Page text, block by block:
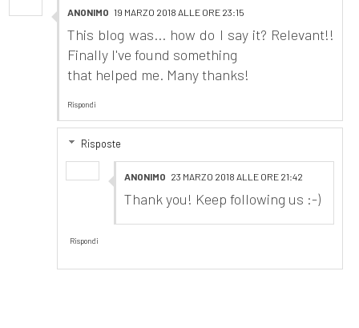
ANONIMO 19 MARZO 2018 ALLE ORE 23:15
This blog was... how do I say it? Relevant!!
Finally I've found something
that helped me. Many thanks!
Rispondi
Risposte
ANONIMO 23 MARZO 2018 ALLE ORE 21:42
Thank you! Keep following us :-)
Rispondi